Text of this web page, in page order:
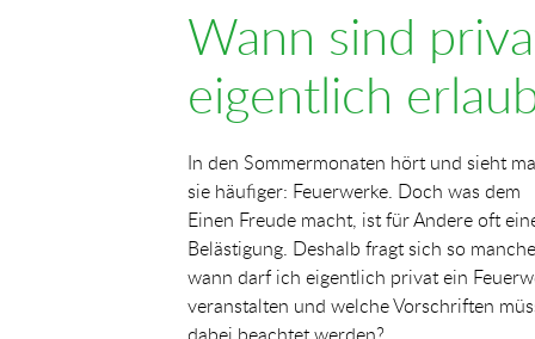
Wann sind
eigentlich
In den Sommermonaten hört und sieht
sie häufiger: Feuerwerke. Doch was dem
Einen Freude macht, ist für Andere oft
Belästigung. Deshalb fragt sich so
wann darf ich eigentlich privat ein
veranstalten und welche Vorschriften